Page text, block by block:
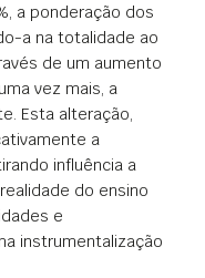
a ponderação dos
a na totalidade ao
de um aumento
vez mais, a
Esta alteração,
a
influência a
do ensino
e
instrumentalização